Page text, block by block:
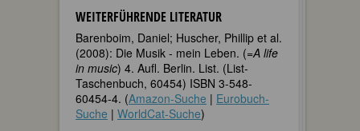
WEITERFÜHRENDE LITERATUR
Barenboim, Daniel; Huscher, Phillip et al.
(2008): Die Musik - mein Leben. (=A life
in music) 4. Aufl. Berlin. List. (List-
Taschenbuch, 60454) ISBN 3-548-
60454-4. (Amazon-Suche | Eurobuch-
Suche | WorldCat-Suche)